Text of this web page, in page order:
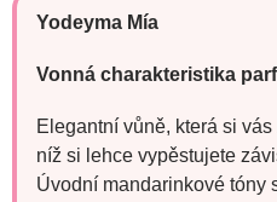
Yodeyma Mía
Vonná charakteristika
Elegantní vůně, která si
níž si lehce vypěstujete
Úvodní mandarinkové tóny